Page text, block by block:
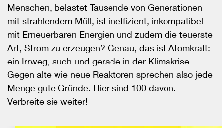
Menschen, belastet Tausende von Generationen
mit strahlendem Müll, ist ineffizient, inkompatibel
mit Erneuerbaren Energien und zudem die teuerste
Art, Strom zu erzeugen? Genau, das ist Atomkraft:
ein Irrweg, auch und gerade in der Klimakrise.
Gegen alte wie neue Reaktoren sprechen also jede
Menge gute Gründe. Hier sind 100 davon.
Verbreite sie weiter!